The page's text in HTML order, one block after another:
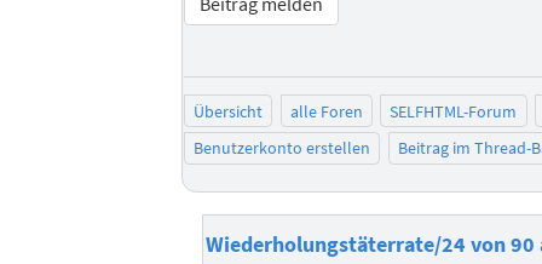
Übersicht alle Foren
SELFHTML-Forum
Benutzerkonto erstellen
Beitrag im Thread-
Wiederholungstäterrate/24 von 90